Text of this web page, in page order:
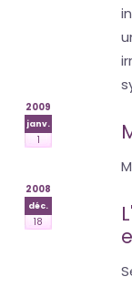
2009
janv.
1
2008
déc.
18